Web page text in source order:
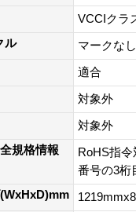
VCCIクラ
ル
マークなし
適合
対象外
対象外
規格情報
RoHS指
番号の3桁